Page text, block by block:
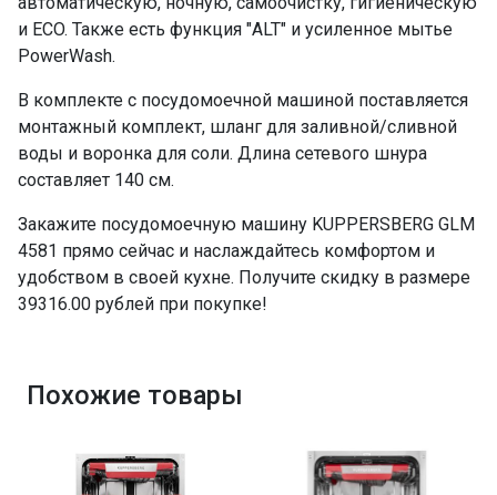
Авто
да
Ночная
да
Самоочистка
Гигиена
да
ECO
да
Стекло
да
Длина сетевого шнура
Воронка для соли
да
Монтажный комплект
да
Шланг заливной/сливной
да
ПРОМО Скидка
и ECO. Также есть функция "ALT" и усиленное мытье
PowerWash.
В комплекте с посудомоечной машиной поставляется
монтажный комплект, шланг для заливной/сливной
воды и воронка для соли. Длина сетевого шнура
составляет 140 см.
Закажите посудомоечную машину KUPPERSBERG GLM
4581 прямо сейчас и наслаждайтесь комфортом и
удобством в своей кухне. Получите скидку в размере
39316.00 рублей при покупке!
Похожие товары